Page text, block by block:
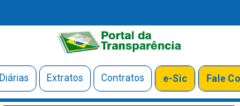
Diárias Extratos Contratos e-Sic Fale